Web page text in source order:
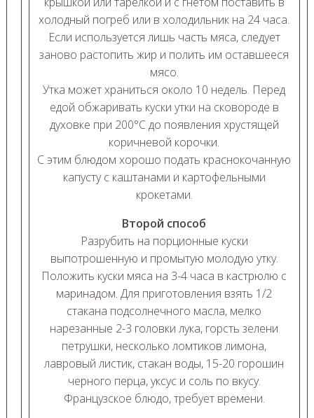
холодный погреб или в холодильник на 24 часа.
Если используется лишь часть мяса, следует
заново растопить жир и полить им оставшееся
мясо.
Утка может храниться около 10 недель. Перед
едой обжаривать куски утки на сковороде в
духовке при 200°С до появления хрустящей
коричневой корочки.
С этим блюдом хорошо подать краснокочанную
капусту с каштанами и картофельными
крокетами.
Второй способ
Разрубить на порционные куски
выпотрошенную и промытую молодую утку.
Положить куски мяса на 3-4 часа в кастрюлю с
маринадом. Для приготовления взять 1/2
стакана подсолнечного масла, мелко
нарезанные 2-3 головки лука, горсть зелени
петрушки, несколько ломтиков лимона,
лавровый листик, стакан воды, 15-20 горошин
черного перца, уксус и соль по вкусу.
Французское блюдо, требует времени.